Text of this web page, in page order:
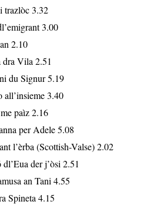
trazlòc 3.32
3.00
2.10
dra Vila 2.51
du Signur 5.19
all’insieme 3.40
paìz 2.16
per Adele 5.08
l’èrba (Scottish-Valse) 2.02
dl’Eua der j’òsi 2.51
an Tani 4.55
Spineta 4.15